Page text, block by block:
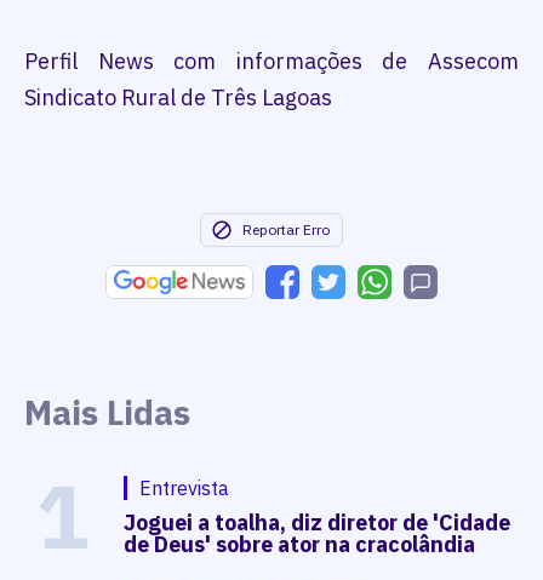
Perfil News com informações de Assecom
Sindicato Rural de Três Lagoas
Reportar Erro
Mais Lidas
1 Entrevista
Joguei a toalha, diz diretor de 'Cidade
de Deus' sobre ator na cracolândia